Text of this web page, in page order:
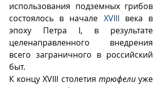
использования подземных грибов
состоялось в начале XVIII века в
эпоху Петра I, в результате
целенаправленного внедрения
всего заграничного в российский
быт.
К концу XVIII столетия трюфели уже